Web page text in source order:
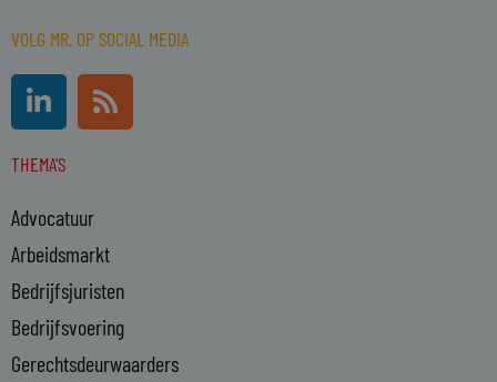
VOLG MR. OP SOCIAL MEDIA
L
i
n
k
d
i
n
-
i
n
R
s
s
THEMA'S
Advocatuur
Arbeidsmarkt
Bedrijfsjuristen
Bedrijfsvoering
Gerechtsdeurwaarders